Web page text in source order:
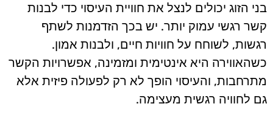
בני הזוג יכולים לנצל את חוויית העיסוי כדי לבנות
קשר רגשי עמוק יותר. יש בכך הזדמנות לשתף
רגשות, לשוחח על חוויות חיים, ולבנות אמון.
כשהאווירה היא אינטימית ומזמינה, אפשרויות הקשר
מתרחבות, והעיסוי הופך לא רק לפעולה פיזית אלא
גם לחוויה רגשית מעצימה.